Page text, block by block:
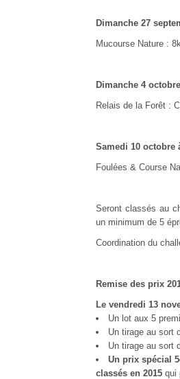
Dimanche 27
Mucourse Nature :
Dimanche 4
Relais de la Forêt :
Samedi 10 octobre
Foulées & Course
Seront classés au
un minimum de 5
Coordination du
Remise des prix
Le vendredi 13
Un lot aux 5
Un tirage au sort
Un tirage au sort
Un prix spécial
classés en 2015 qui